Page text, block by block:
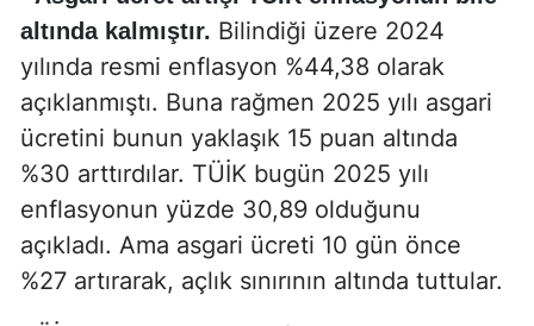
altında kalmıştır. Bilindiği üzere 2024
yılında resmi enflasyon %44,38 olarak
açıklanmıştı. Buna rağmen 2025 yılı asgari
ücretini bunun yaklaşık 15 puan altında
%30 arttırdılar. TÜİK bugün 2025 yılı
enflasyonun yüzde 30,89 olduğunu
açıkladı. Ama asgari ücreti 10 gün önce
%27 artırarak, açlık sınırının altında tuttular.